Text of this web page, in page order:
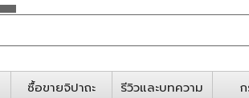
ซื้อขายจิปาถะ รีวิวและบทความ